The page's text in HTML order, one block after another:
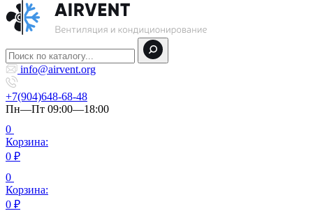
info@airvent.org
+7(904)648-68-48
Пн—Пт 09:00—18:00
0
Корзина:
0 ₽
0
Корзина:
0 ₽